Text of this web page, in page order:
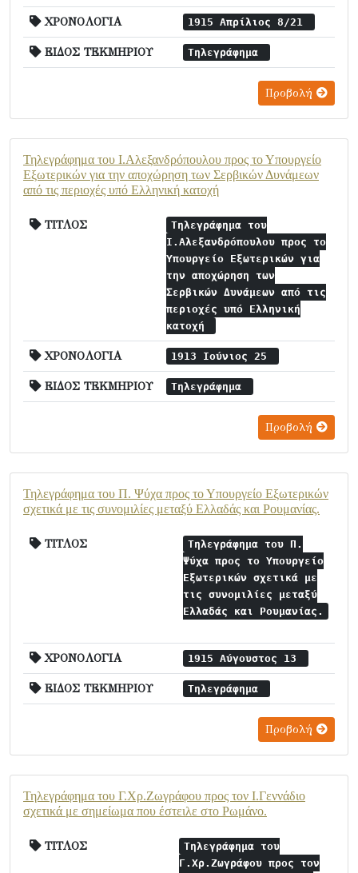
ΧΡΟΝΟΛΟΓΙΑ 1915 Απρίλιος 8/21
ΕΙΔΟΣ ΤΕΚΜΗΡΙΟΥ Τηλεγράφημα
Προβολή
Τηλεγράφημα του Ι.Αλεξανδρόπουλου προς το Υπουργείο
Εξωτερικών για την αποχώρηση των Σερβικών Δυνάμεων
από τις περιοχές υπό Ελληνική κατοχή
ΤΙΤΛΟΣ
Τηλεγράφημα του
Ι.Αλεξανδρόπουλου προς το
Υπουργείο Εξωτερικών για
την αποχώρηση των
Σερβικών Δυνάμεων από τις
περιοχές υπό Ελληνική
κατοχή
ΧΡΟΝΟΛΟΓΙΑ 1913 Ιούνιος 25
ΕΙΔΟΣ ΤΕΚΜΗΡΙΟΥ Τηλεγράφημα
Προβολή
Τηλεγράφημα του Π. Ψύχα προς το Υπουργείο Εξωτερικών
σχετικά με τις συνομιλίες μεταξύ Ελλαδάς και Ρουμανίας.
ΤΙΤΛΟΣ
Τηλεγράφημα του Π.
Ψύχα προς το Υπουργείο
Εξωτερικών σχετικά με
τις συνομιλίες μεταξύ
Ελλαδάς και Ρουμανίας.
ΧΡΟΝΟΛΟΓΙΑ 1915 Αύγουστος 13
ΕΙΔΟΣ ΤΕΚΜΗΡΙΟΥ Τηλεγράφημα
Προβολή
Τηλεγράφημα του Γ.Χρ.Ζωγράφου προς τον Ι.Γεννάδιο
σχετικά με σημείωμα που έστειλε στο Ρωμάνο.
ΤΙΤΛΟΣ
Τηλεγράφημα του
Γ.Χρ.Ζωγράφου προς τον